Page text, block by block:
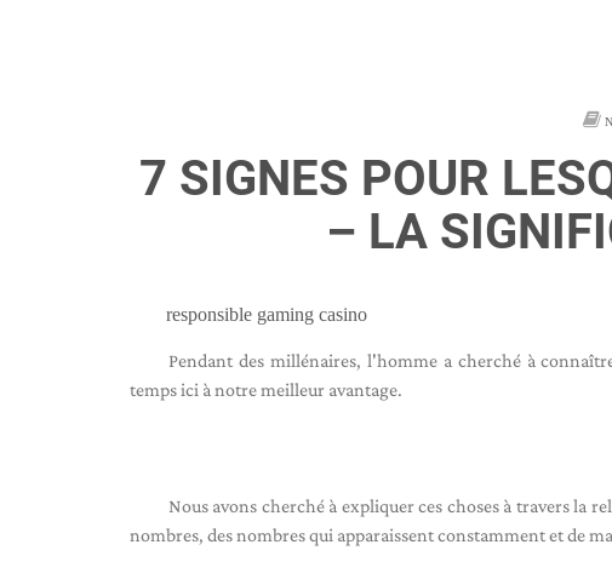
7 SIGNES POUR
– LA
responsible gaming casino
Pendant des millénaires, l'homme a cherché à
temps ici à notre meilleur avantage.
Nous avons cherché à expliquer ces choses à travers la
nombres, des nombres qui apparaissent constamment et de